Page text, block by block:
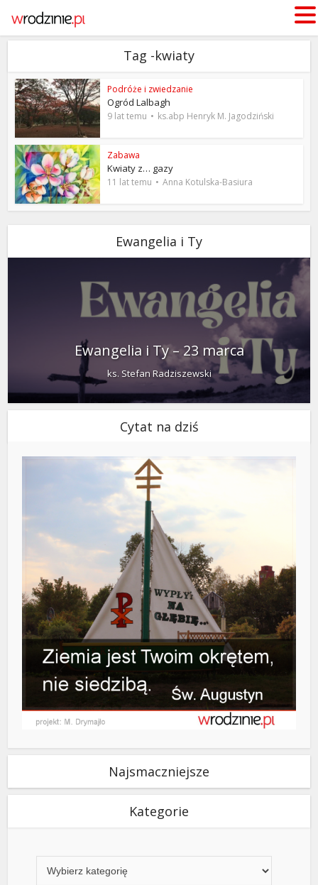
Tag -kwiaty
Podróże i zwiedzanie
Ogród Lalbagh
9 lat temu ks.abp Henryk M. Jagodziński
Zabawa
Kwiaty z… gazy
11 lat temu Anna Kotulska-Basiura
Ewangelia i Ty
Ewangelia i Ty – 23 marca
ks. Stefan Radziszewski
Cytat na dziś
Najsmaczniejsze
Kategorie